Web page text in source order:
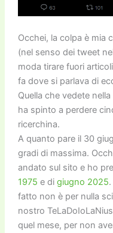
Occhei, la colpa è mia
(nel senso dei tweet
moda tirare fuori
fa dove si parlava di
Quella che vedete
ha spinto a perdere
ricerchina.
A quanto pare il 30
gradi di massima.
andato sul sito e ho
1975 e di giugno 2025
fatto non è per nulla
nostro
quel mese, per non